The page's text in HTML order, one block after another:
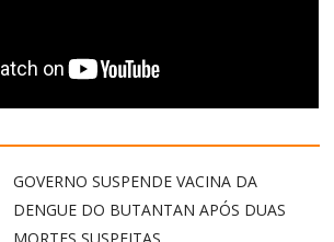
GOVERNO SUSPENDE VACINA DA
DENGUE DO BUTANTAN APÓS DUAS
MORTES SUSPEITAS